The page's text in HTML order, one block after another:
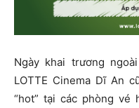
Ngày khai trương
LOTTE Cinema Dĩ An
“hot” tại các phòng vé